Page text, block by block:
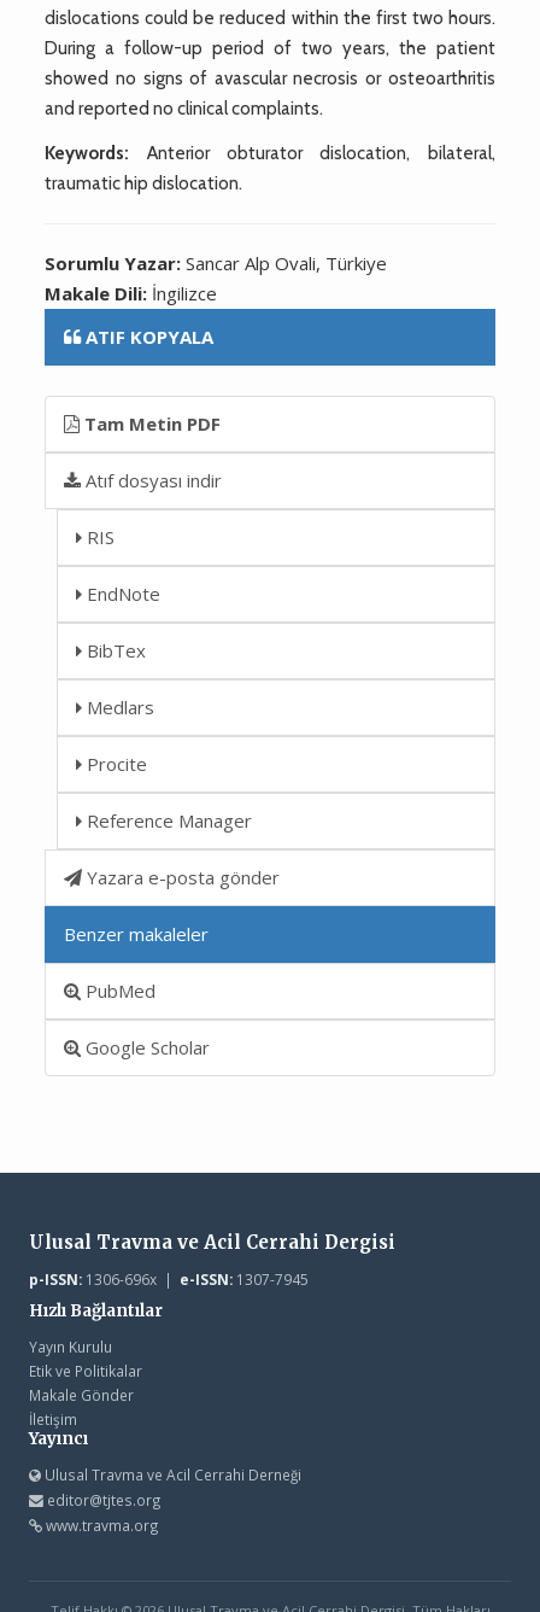
dislocations could be reduced within the first two hours.
During a follow-up period of two years, the patient
showed no signs of avascular necrosis or osteoarthritis
and reported no clinical complaints.
Keywords: Anterior obturator dislocation, bilateral,
traumatic hip dislocation.
Sorumlu Yazar:Sancar Alp Ovali, Türkiye
Makale Dili: İngilizce
ATIF KOPYALA
Tam Metin PDF
Atıf dosyası indir
RIS
EndNote
BibTex
Medlars
Procite
Reference Manager
Yazara e-posta gönder
Benzer makaleler
PubMed
Google Scholar
Ulusal Travma ve Acil Cerrahi Dergisi
p-ISSN:1306-696x | e-ISSN:1307-7945
Hızlı Bağlantılar
Yayın Kurulu
Etik ve Politikalar
Makale Gönder
İletişim
Yayıncı
Ulusal Travma ve Acil Cerrahi Derneği
editor@tjtes.org
www.travma.org